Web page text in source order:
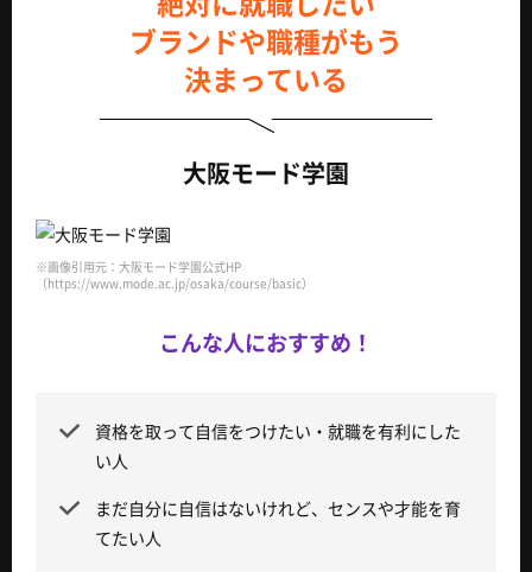
ブランドや職種がもう
決まっている
大阪モード学園
※画像引用元：大阪モード学園公式HP
（https://www.mode.ac.jp/osaka/course/basic）
こんな人におすすめ！
資格を取って自信をつけたい・就職を有利にした
い人
まだ自分に自信はないけれど、センスや才能を育
てたい人